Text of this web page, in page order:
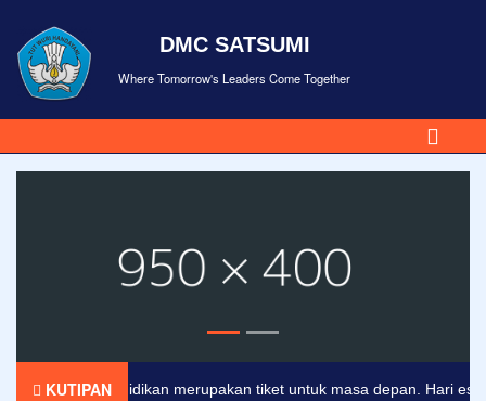
DMC SATSUMI
Where Tomorrow's Leaders Come Together
KUTIPAN
Pendidikan merupakan tiket untuk masa depan. Hari esok